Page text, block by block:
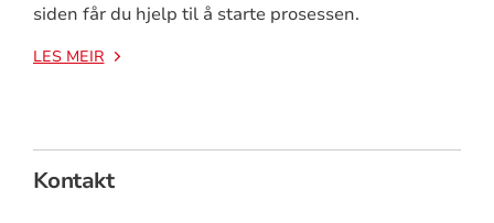
siden får du hjelp til å starte prosessen.
LES MEIR
Kontakt